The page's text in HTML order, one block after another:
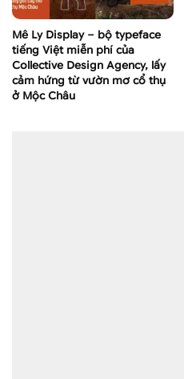
Mê Ly Display – bộ typeface
tiếng Việt miễn phí của
Collective Design Agency, lấy
cảm hứng từ vườn mơ cổ thụ
ở Mộc Châu